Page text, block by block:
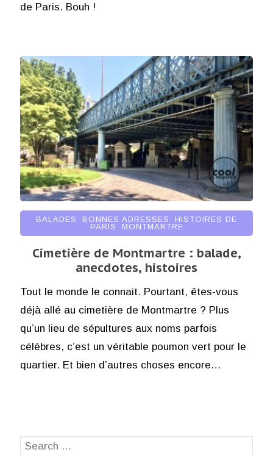
de Paris. Bouh !
BALADES , BONNES ADRESSES , HISTOIRES DE
PARIS , MONTMARTRE
Cimetière de Montmartre : balade,
anecdotes, histoires
Tout le monde le connait. Pourtant, êtes-vous
déjà allé au cimetière de Montmartre ? Plus
qu’un lieu de sépultures aux noms parfois
célèbres, c’est un véritable poumon vert pour le
quartier. Et bien d’autres choses encore…
Search